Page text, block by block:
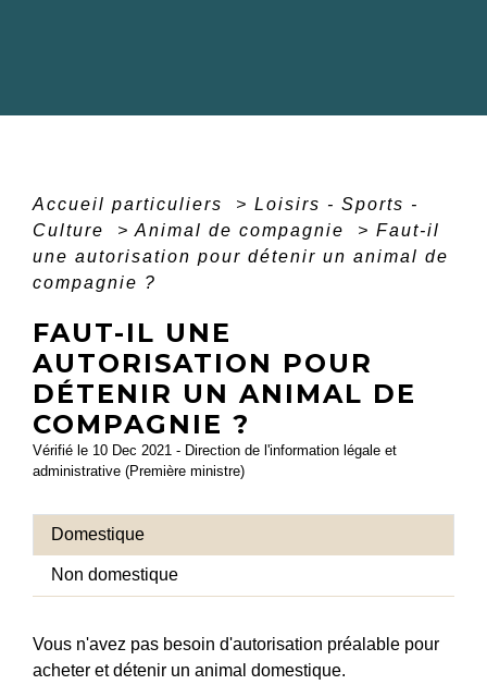
Accueil particuliers > Loisirs - Sports -
Culture
> Animal de compagnie > Faut-il
une autorisation pour détenir un animal de
compagnie ?
FAUT-IL UNE
AUTORISATION POUR
DÉTENIR UN ANIMAL DE
COMPAGNIE ?
Vérifié le 10 Dec 2021 - Direction de l'information légale et
administrative (Première ministre)
Domestique
Non domestique
Vous n'avez pas besoin d'autorisation préalable pour
acheter et détenir un animal domestique.